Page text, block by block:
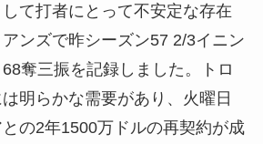
て打者にとって不安定な存在
ンズで昨シーズン57 2/3イニン
奪三振を記録しました。トロ
明らかな需要があり、火曜日
の2年1500万ドルの再契約が成